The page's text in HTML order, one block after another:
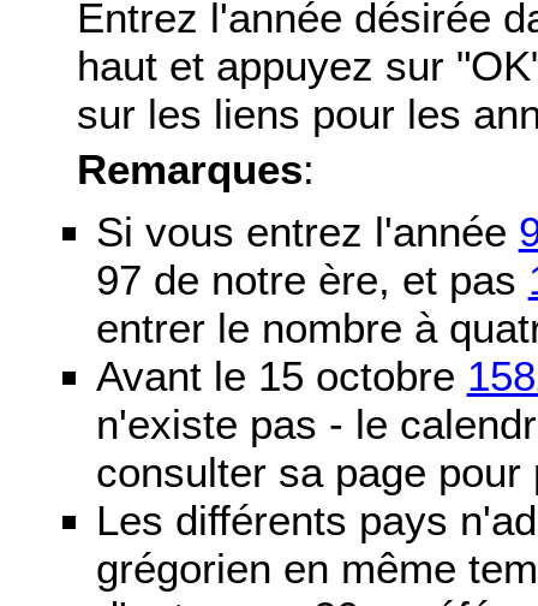
Entrez l'année désirée
haut et appuyez sur
sur les liens pour les
Remarques:
Si vous entrez l'année
97 de notre ère, et pas
entrer le nombre à
Avant le 15 octobre
n'existe pas - le
consulter sa page pour
Les différents pays
grégorien en même